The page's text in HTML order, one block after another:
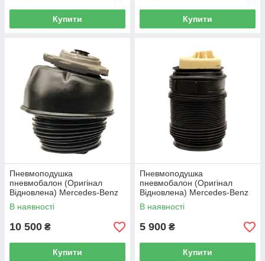
Купити Купити
Пневмоподушка
пневмобалон (Оригінал
Відновлена) Mercedes-Benz
CLS Class W218 (передня)
В наявності
10 500 ₴
Купити
Пневмоподушка
пневмобалон (Оригінал
Відновлена) Mercedes-Benz
CLS Class W218 (задня ліва)
В наявності
5 900 ₴
Купити